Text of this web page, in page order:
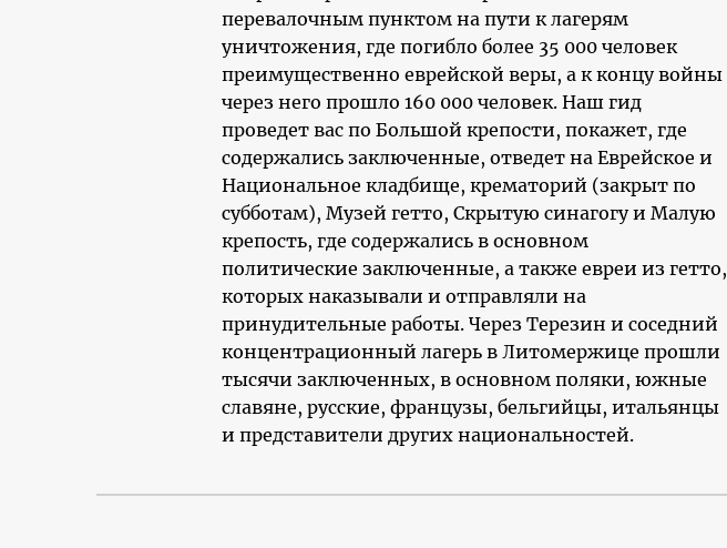
перевалочным пунктом на пути к лагерям
уничтожения, где погибло более 35 000 человек
преимущественно еврейской веры, а к концу войны
через него прошло 160 000 человек. Наш гид
проведет вас по Большой крепости, покажет, где
содержались заключенные, отведет на Еврейское и
Национальное кладбище, крематорий (закрыт по
субботам), Музей гетто, Скрытую синагогу и Малую
крепость, где содержались в основном
политические заключенные, а также евреи из гетто,
которых наказывали и отправляли на
принудительные работы. Через Терезин и соседний
концентрационный лагерь в Литомержице прошли
тысячи заключенных, в основном поляки, южные
славяне, русские, французы, бельгийцы, итальянцы
и представители других национальностей.